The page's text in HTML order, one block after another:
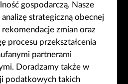
gospodarczą. Nasze
strategiczną obecnej
zmian oraz
procesu przekształcenia
partnerami
Doradzamy także w
podatkowych takich